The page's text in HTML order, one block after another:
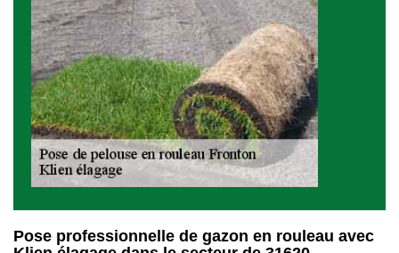
Pose professionnelle de gazon en rouleau avec